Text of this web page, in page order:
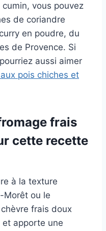
cumin, vous pouvez
de coriandre
en poudre, du
de Provence. Si
aussi aimer
pois chiches et
frais
cette recette
à la texture
Morêt ou le
frais doux
apporte une